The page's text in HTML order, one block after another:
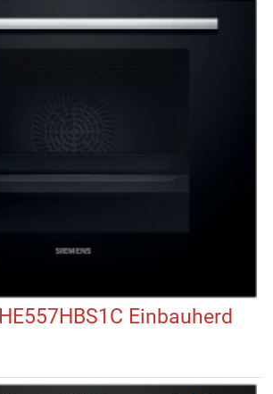
Einbauherd